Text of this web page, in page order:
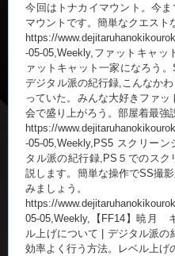
今回はトナカイマウント。今
マウントです。簡単なクエスト
https://
-05-05,Weekly,ファットキャ
ァットキャット一家になろう
デジタル派の紀行録,こんなか
っていた。みんな大好きファ
会で盛り上がろう。部屋着最強
https://
-05-05,Weekly,PS5 スクリー
タル派の紀行録,PS５でのス
説します。簡単な操作でSS撮
みましょう。
https://
05-05,Weekly,【FF14】暁月
ル上げについて | デジタル派
効率よく行う方法。レベル上げ